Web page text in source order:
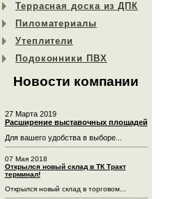
Террасная доска из ДПК
Пиломатериалы
Утеплители
Подоконники ПВХ
Новости компании
27 Марта 2019
Расширение выставочных площадей
Для вашего удобства в выборе...
07 Мая 2018
Открылся новый склад в ТК Тракт
терминал!
Открылся новый склад в торговом...